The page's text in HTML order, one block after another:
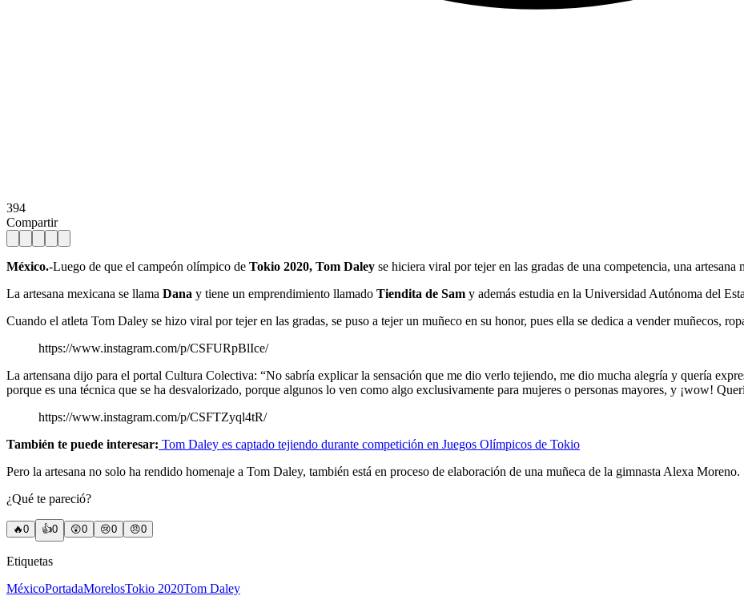
394
Compartir
México.-Luego de que el campeón olímpico de Tokio 2020, Tom Daley se hiciera viral por tejer en las gradas de una competencia, una
La artesana mexicana se llama Dana y tiene un emprendimiento llamado Tiendita de Sam y además estudia en la Universidad Autónoma del
Cuando el atleta Tom Daley se hizo viral por tejer en las gradas, se puso a tejer un muñeco en su honor, pues ella se dedica a vender muñecos,
https://www.instagram.com/p/CSFURpBlIce/
La artensana dijo para el portal Cultura Colectiva: “No sabría explicar la sensación que me dio verlo tejiendo, me dio mucha alegría y quería
porque es una técnica que se ha desvalorizado, porque algunos lo ven como algo exclusivamente para mujeres o personas mayores, y ¡wow!
https://www.instagram.com/p/CSFTZyql4tR/
También te puede interesar: Tom Daley es captado tejiendo durante competición en Juegos Olímpicos de Tokio
Pero la artesana no solo ha rendido homenaje a Tom Daley, también está en proceso de elaboración de una muñeca de la gimnasta Alexa Moreno.
¿Qué te pareció?
🔥0 👍0 😲0 😢0 😠0
Etiquetas
MéxicoPortadaMorelosTokio 2020Tom Daley